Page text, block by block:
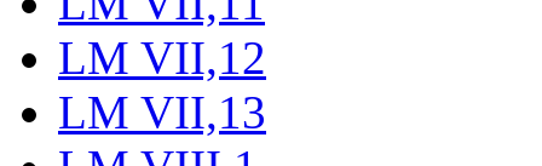
LM VII,12
LM VII,13